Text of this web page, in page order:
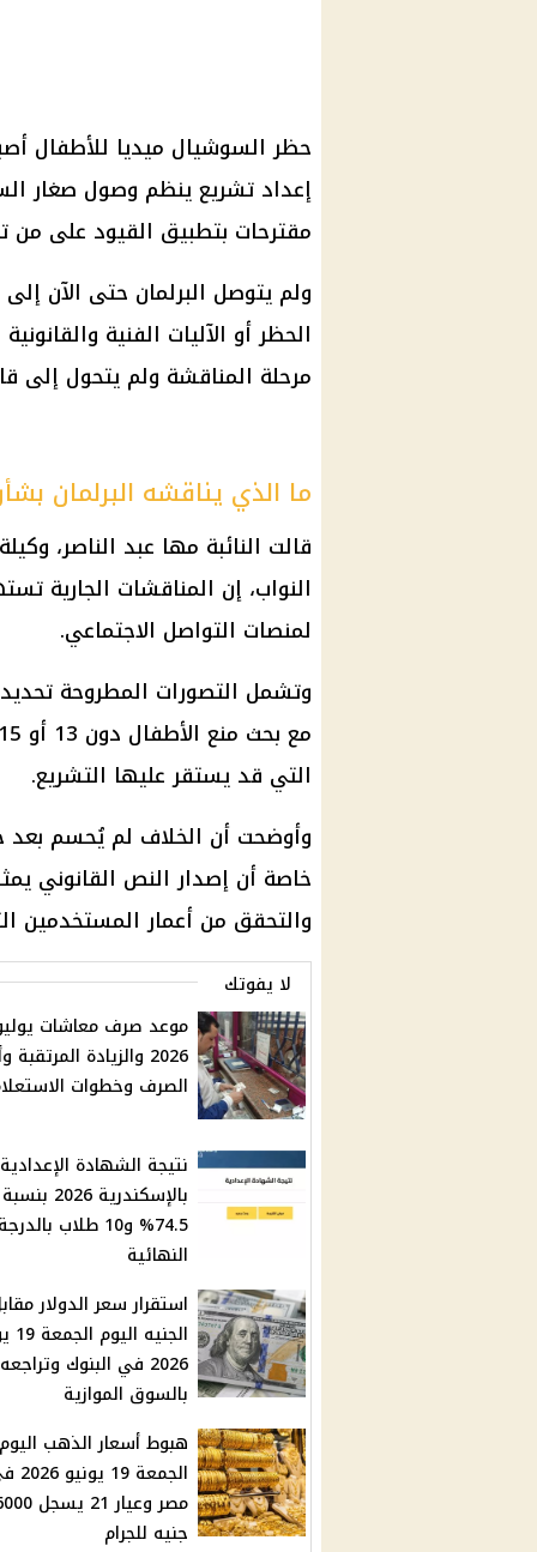
حظر السوشيال ميديا للأطفال
إعداد تشريع ينظم وصول صغار
مقترحات بتطبيق القيود على من تقل
ولم يتوصل البرلمان حتى الآن
الحظر أو الآليات الفنية
مرحلة المناقشة ولم يتحول إلى
ما الذي يناقشه البرلمان
قالت النائبة مها عبد الناصر،
النواب، إن المناقشات
لمنصات التواصل الاجتماعي.
وتشمل التصورات المطروحة
التي قد يستقر عليها التشريع.
وأوضحت أن الخلاف لم يُحسم بعد
خاصة أن إصدار النص القانوني
والتحقق من أعمار المستخدمين
لا يفوتك
موعد صرف معاشات
2026 والزيادة
الصرف وخطوات
نتيجة الشهادة الإعدادية
بالإسكندرية
74.5% و10 طلاب
النهائية
استقرار سعر الدولار
2026 في البنوك وتراجعه
بالسوق الموازية
هبوط أسعار الذهب اليوم
الجمعة
مصر وعيار 21
جنيه للجرام